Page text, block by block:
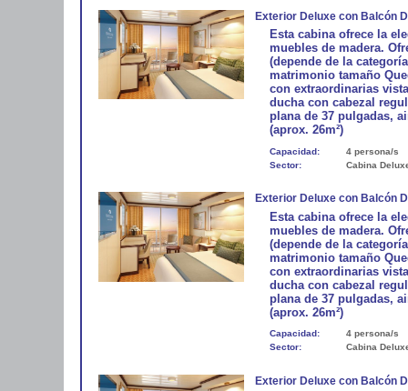
Exterior Deluxe con Balcón
Esta cabina ofrece la
muebles de madera.
(depende de la
matrimonio tamaño
con extraordinarias
ducha con cabezal
plana de 37 pulgadas,
(aprox. 26m²)
Capacidad:
4 persona/s
Sector:
Cabina
Exterior Deluxe con Balcón
Esta cabina ofrece la
muebles de madera.
(depende de la
matrimonio tamaño
con extraordinarias
ducha con cabezal
plana de 37 pulgadas,
(aprox. 26m²)
Capacidad:
4 persona/s
Sector:
Cabina
Exterior Deluxe con Balcón